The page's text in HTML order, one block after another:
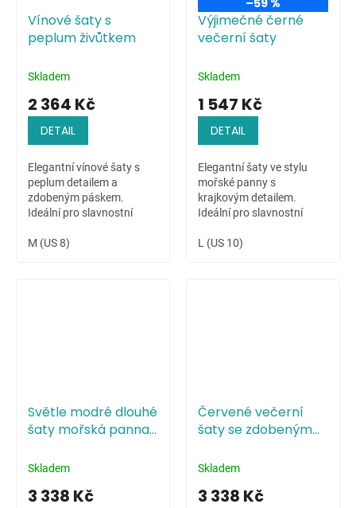
Vínové šaty s
peplum živůtkem
Skladem
2 364 Kč
DETAIL
Elegantní vínové šaty s
peplum detailem a
zdobeným páskem.
Ideální pro slavnostní
M (US 8)
Výjimečné černé
večerní šaty
Skladem
1 547 Kč
DETAIL
Elegantní šaty ve stylu
mořské panny s
krajkovým detailem.
Ideální pro slavnostní
L (US 10)
Světle modré dlouhé
šaty mořská panna
Skladem
3 338 Kč
Červené večerní
šaty se zdobeným
Skladem
3 338 Kč